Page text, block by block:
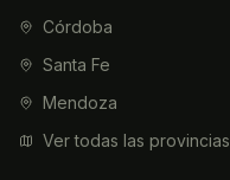
Córdoba
Santa Fe
Mendoza
Ver todas las provincias